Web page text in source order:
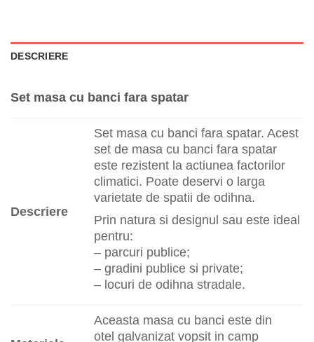
DESCRIERE
Set masa cu banci fara spatar
Descriere
Set masa cu banci fara spatar. Acest
set de masa cu banci fara spatar
este rezistent la actiunea factorilor
climatici. Poate deservi o larga
varietate de spatii de odihna.
Prin natura si designul sau este ideal
pentru:
– parcuri publice;
– gradini publice si private;
– locuri de odihna stradale.
Aceasta masa cu banci este din
otel galvanizat vopsit in camp